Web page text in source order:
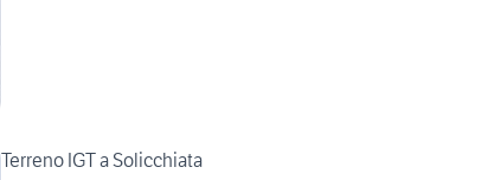
Terreno IGT a Solicchiata